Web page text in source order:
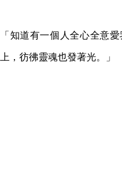
「知道有一個人全心全意
上，彷彿靈魂也發著光。」